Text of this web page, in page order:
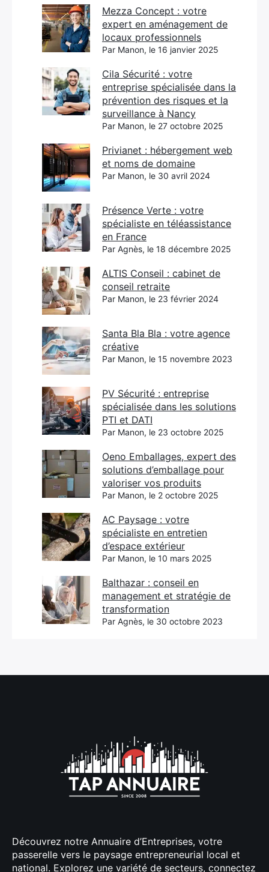
Mezza Concept : votre
expert en aménagement de
locaux professionnels
Par Manon, le 16 janvier 2025
Cila Sécurité : votre
entreprise spécialisée dans la
prévention des risques et la
surveillance à Nancy
Par Manon, le 27 octobre 2025
Privianet : hébergement web
et noms de domaine
Par Manon, le 30 avril 2024
Présence Verte : votre
spécialiste en téléassistance
en France
Par Agnès, le 18 décembre 2025
ALTIS Conseil : cabinet de
conseil retraite
Par Manon, le 23 février 2024
Santa Bla Bla : votre agence
créative
Par Manon, le 15 novembre 2023
PV Sécurité : entreprise
spécialisée dans les solutions
PTI et DATI
Par Manon, le 23 octobre 2025
Oeno Emballages, expert des
solutions d’emballage pour
valoriser vos produits
Par Manon, le 2 octobre 2025
AC Paysage : votre
spécialiste en entretien
d’espace extérieur
Par Manon, le 10 mars 2025
Balthazar : conseil en
management et stratégie de
transformation
Par Agnès, le 30 octobre 2023
Découvrez notre Annuaire d’Entreprises, votre
passerelle vers le paysage entrepreneurial local et
national. Explorez une variété de secteurs, connectez